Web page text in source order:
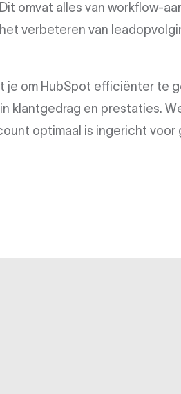
omvat alles van workflow-
verbeteren van
je om HubSpot efficiënter te
klantgedrag en prestaties.
optimaal is ingericht voor